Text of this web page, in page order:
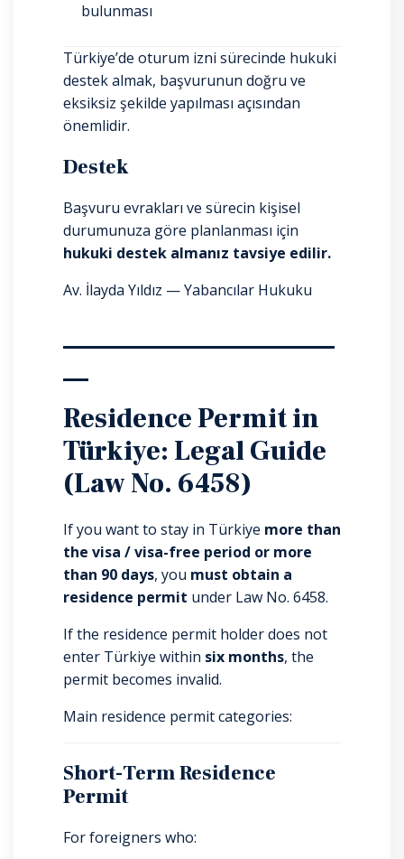
bulunması
Türkiye’de oturum izni sürecinde hukuki
destek almak, başvurunun doğru ve
eksiksiz şekilde yapılması açısından
önemlidir.
Destek
Başvuru evrakları ve sürecin kişisel
durumunuza göre planlanması için
hukuki destek almanız tavsiye edilir.
Av. İlayda Yıldız — Yabancılar Hukuku
Residence Permit in
Türkiye: Legal Guide
(Law No. 6458)
If you want to stay in Türkiye more than
the visa / visa-free period or more
than 90 days, you must obtain a
residence permit under Law No. 6458.
If the residence permit holder does not
enter Türkiye within six months, the
permit becomes invalid.
Main residence permit categories:
Short-Term Residence
Permit
For foreigners who: